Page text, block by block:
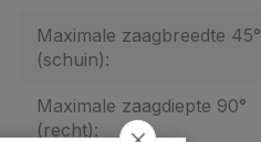
Maximale zaagbreedte 45°
(schuin):
Maximale zaagdiepte 90°
(recht):